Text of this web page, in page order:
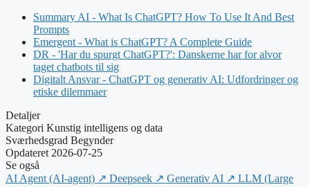
Summary AI - What Is ChatGPT? How To Use It And Best
Prompts
Emergent - What is ChatGPT? A Complete Guide
DR - 'Har du spurgt ChatGPT?': Danskerne har for alvor
taget chatbots til sig
Digitalt Ansvar - ChatGPT og generativ AI: Udfordringer og
etiske dilemmaer
Detaljer
Kategori Kunstig intelligens og data
Sværhedsgrad Begynder
Opdateret 2026-07-25
Se også
AI Agent (AI-agent) ↗ Deepseek ↗ Generativ AI ↗ LLM (Large